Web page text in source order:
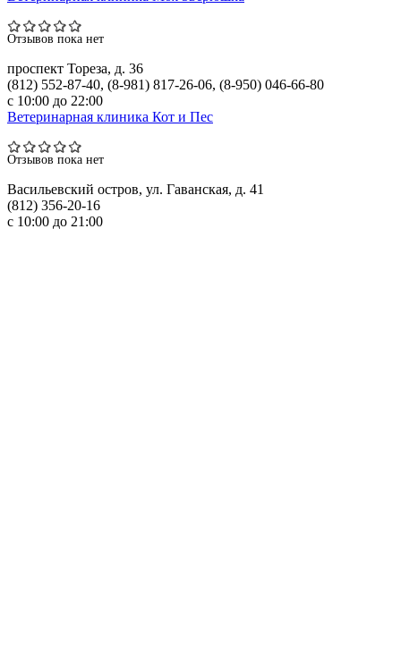
Отзывов пока нет
проспект Тореза, д. 36
(812) 552-87-40, (8-981) 817-26-06, (8-950) 046-66-80
с 10:00 до 22:00
Ветеринарная клиника Кот и Пес
Отзывов пока нет
Васильевский остров, ул. Гаванская, д. 41
(812) 356-20-16
с 10:00 до 21:00